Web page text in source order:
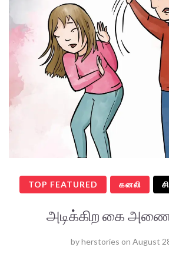
TOP FEATURED கனலி
அடிக்கிற கை
byherstories on August